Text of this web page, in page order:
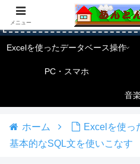
Excelを使ったデータベース操作
PC・スマホ
音楽
ホーム
Excelを使っ
基本的なSQL文を使いこなす
メニュー